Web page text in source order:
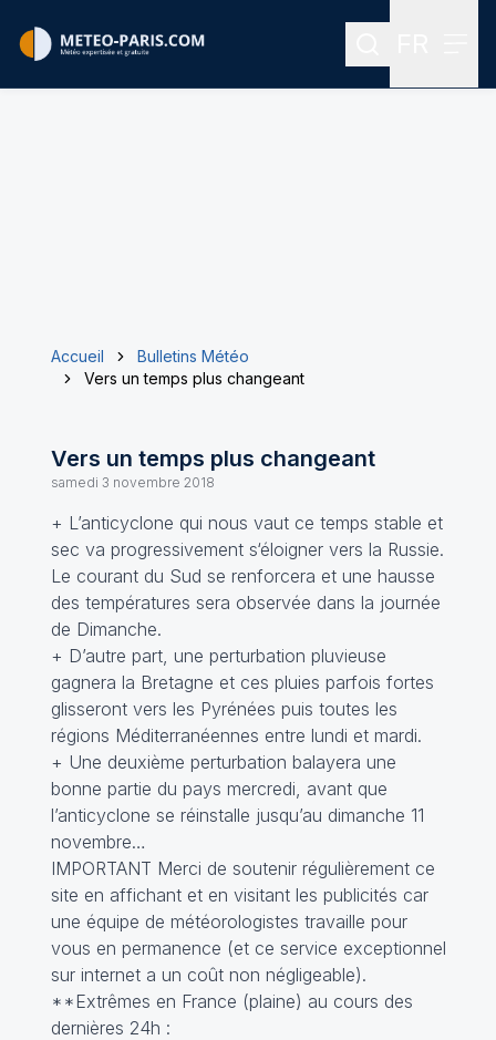
Rechercher
Accueil
Bulletins Météo
Vers un temps plus changeant
Vers un temps plus changeant
samedi 3 novembre 2018
+ L’anticyclone qui nous vaut ce temps stable et
sec va progressivement s‘éloigner vers la Russie.
Le courant du Sud se renforcera et une hausse
des températures sera observée dans la journée
de Dimanche.
+ D’autre part, une perturbation pluvieuse
gagnera la Bretagne et ces pluies parfois fortes
glisseront vers les Pyrénées puis toutes les
régions Méditerranéennes entre lundi et mardi.
+ Une deuxième perturbation balayera une
bonne partie du pays mercredi, avant que
l’anticyclone se réinstalle jusqu’au dimanche 11
novembre…
IMPORTANT Merci de soutenir régulièrement ce
site en affichant et en visitant les publicités car
une équipe de météorologistes travaille pour
vous en permanence (et ce service exceptionnel
sur internet a un coût non négligeable).
**Extrêmes en France (plaine) au cours des
dernières 24h :